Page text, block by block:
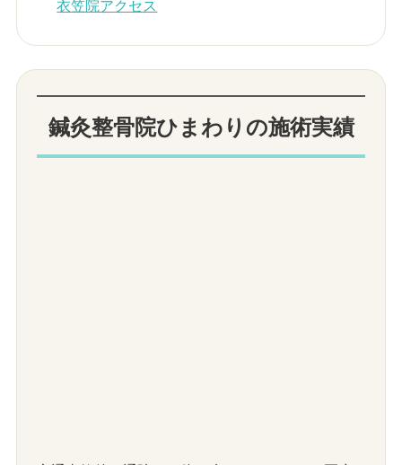
衣笠院アクセス
鍼灸整骨院ひまわりの施術実績